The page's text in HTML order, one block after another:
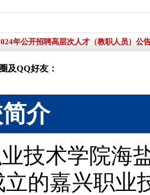
年公开招聘高层次人才（教职人员）公
及QQ好友：
介
技术学院海
立的嘉兴职业